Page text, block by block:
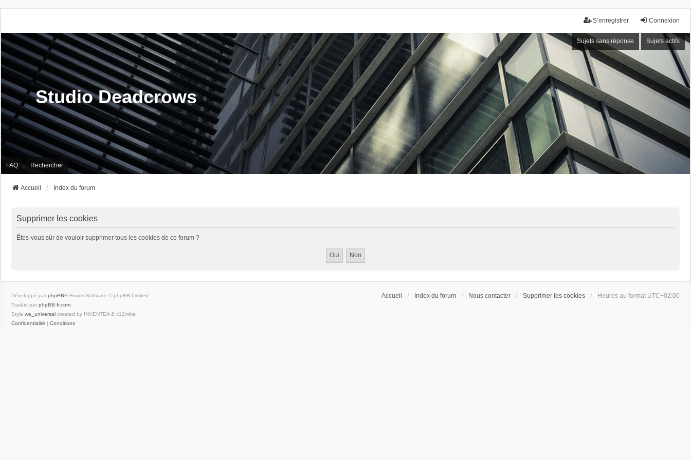
Connexion
S’enregistrer
Sujets sans réponse Sujets actifs
Studio Deadcrows
FAQ Rechercher
Accueil Index du forum
Supprimer les cookies
Êtes-vous sûr de vouloir supprimer tous les cookies de ce forum ?
Accueil Index du forum Nous contacter Supprimer les cookies Heures au format UTC+02:00
Développé par phpBB® Forum Software © phpBB Limited
Traduit par phpBB-fr.com
Style we_universal created by INVENTEA & v12mike
Confidentialité | Conditions